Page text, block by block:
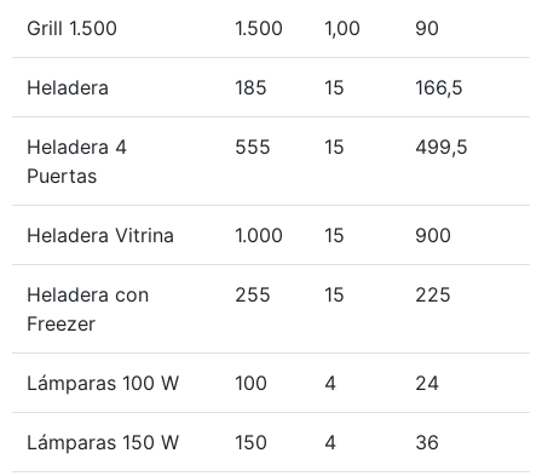
Grill 1.500 1.500 1,00 90
Heladera 185 15 166,5
Heladera 4
Puertas
555 15 499,5
Heladera Vitrina 1.000 15 900
Heladera con
Freezer
255 15 225
Lámparas 100 W 100 4 24
Lámparas 150 W 150 4 36